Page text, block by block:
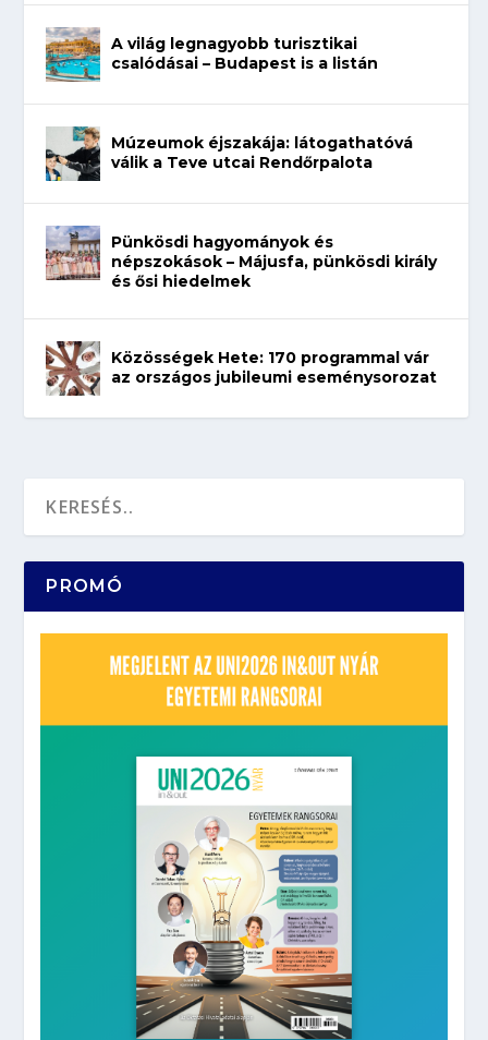
A világ legnagyobb turisztikai
csalódásai – Budapest is a listán
Múzeumok éjszakája: látogathatóvá
válik a Teve utcai Rendőrpalota
Pünkösdi hagyományok és
népszokások – Májusfa, pünkösdi király
és ősi hiedelmek
Közösségek Hete: 170 programmal vár
az országos jubileumi eseménysorozat
PROMÓ